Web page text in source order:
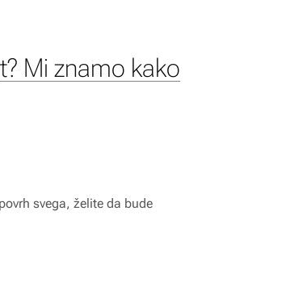
Mi znamo kako
svega, želite da bude